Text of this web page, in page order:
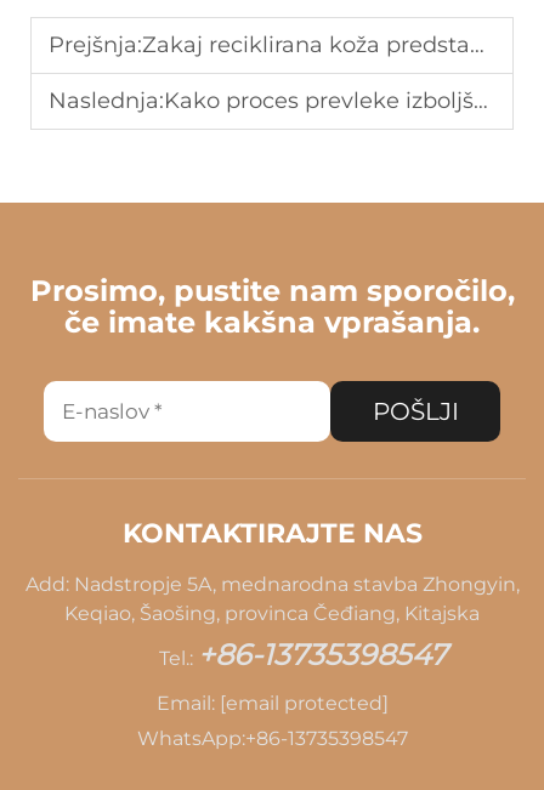
Prejšnja:Zakaj reciklirana koža predstavlja pristop krožnega gospodarstva v tekstilni industriji?
Naslednja:Kako proces prevleke izboljša trdnost in življenjsko dobo usnja.
Prosimo, pustite nam sporočilo,
če imate kakšna vprašanja.
POŠLJI
KONTAKTIRAJTE NAS
Add: Nadstropje 5A, mednarodna stavba Zhongyin,
Keqiao, Šaošing, provinca Čeđiang, Kitajska
Tel.: +86-13735398547
Email: [email protected]
WhatsApp:+86-13735398547